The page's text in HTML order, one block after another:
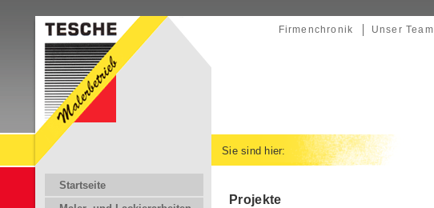
Firmenchronik Unser Team
Sie sind hier:
Projekte
Startseite